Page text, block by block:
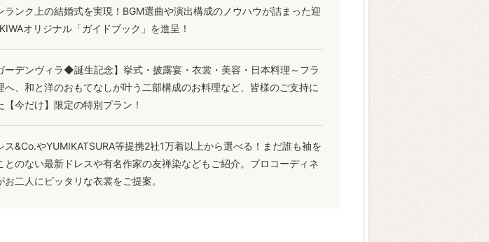
ランク上の結婚式を実現！BGM選曲や演出構成のノウハウが詰まった迎
オリジナル「ガイドブック」を進呈！
ーデンヴィラ◆誕生記念】挙式・披露宴・衣裳・美容・日本料理～フラ
へ、和と洋のおもてなしが叶う二部構成のお料理など、皆様のご支持に
【今だけ】限定の特別プラン！
ス&Co.やYUMIKATSURA等提携2社1万着以上から選べる！まだ誰も袖を
とのない最新ドレスや有名作家の友禅染などもご紹介。プロコーディネ
お二人にピッタリな衣裳をご提案。